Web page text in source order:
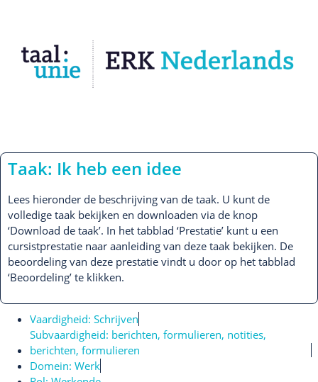
Taak: Ik heb een idee
Lees hieronder de beschrijving van de taak. U kunt de
volledige taak bekijken en downloaden via de knop
‘Download de taak’. In het tabblad ‘Prestatie’ kunt u een
cursistprestatie naar aanleiding van deze taak bekijken. De
beoordeling van deze prestatie vindt u door op het tabblad
‘Beoordeling’ te klikken.
Vaardigheid: Schrijven
Subvaardigheid: berichten, formulieren, notities,
berichten, formulieren
Domein: Werk